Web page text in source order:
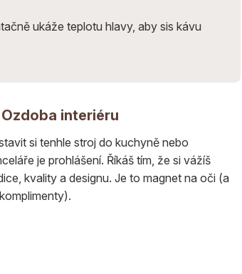
ukáže teplotu hlavy, aby sis kávu
Ozdoba interiéru
si tenhle stroj do kuchyně nebo
je prohlášení. Říkáš tím, že si vážíš
kvality a designu. Je to magnet na oči (a